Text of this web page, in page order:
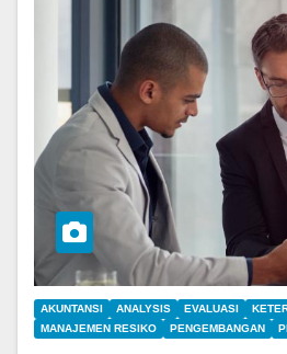
AKUNTANSI ANALYSIS EVALUASI
MANAJEMEN RESIKO
PENGEMBANGAN